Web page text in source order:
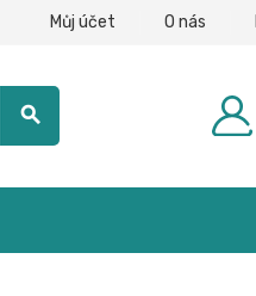
Můj účet O nás
search